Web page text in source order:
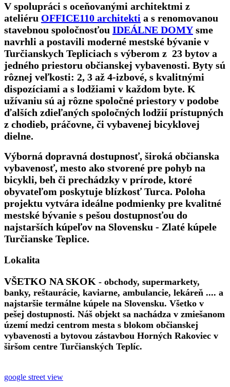
V spolupráci s oceňovanými architektmi z
ateliéru OFFICE110 architekti a s renomovanou
stavebnou spoločnosťou IDEÁLNE DOMY sme
navrhli a postavili moderné mestské bývanie v
Turčianskych Tepliciach s výberom z 23 bytov a
jedného priestoru občianskej vybavenosti. Byty sú
rôznej veľkosti: 2, 3 až 4-izbové, s kvalitnými
dispozíciami a s lodžiami v každom byte. K
užívaniu sú aj rôzne spoločné priestory v podobe
ďalších zdieľaných spoločných lodžií prístupných
z chodieb, práčovne, či vybavenej bicyklovej
dielne.
Výborná dopravná dostupnosť, široká občianska
vybavenosť, mesto ako stvorené pre pohyb na
bicykli, beh či prechádzky v prírode, ktoré
obyvateľom poskytuje blízkosť Turca. Poloha
projektu vytvára ideálne podmienky pre kvalitné
mestské bývanie s pešou dostupnosťou do
najstarších kúpeľov na Slovensku - Zlaté kúpele
Turčianske Teplice.
Lokalita
VŠETKO NA SKOK - obchody, supermarkety,
banky, reštaurácie, kaviarne, ambulancie, lekáreň .... a
najstaršie termálne kúpele na Slovensku. Všetko v
pešej dostupnosti. Náš objekt sa nachádza v zmiešanom
území medzi centrom mesta s blokom občianskej
vybavenosti a bytovou zástavbou Horných Rakoviec v
širšom centre Turčianských Teplíc.
google street view